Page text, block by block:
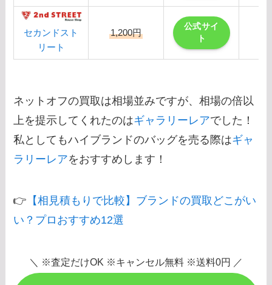
セカンドスト
リート
1,200円
公式サイ
ト
ネットオフの買取は相場並みですが、相場の倍以
上を提示してくれたのはギャラリーレアでした！
私としてもハイブランドのバッグを売る際はギャ
ラリーレアをおすすめします！
👉 【相見積もりで比較】ブランドの買取どこがい
い？プロおすすめ12選
＼ ※査定だけOK ※キャンセル無料 ※送料0円 ／